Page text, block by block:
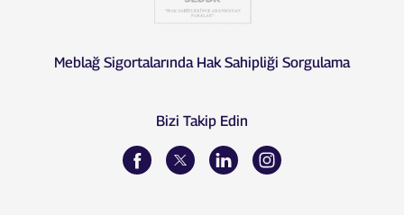
Meblağ Sigortalarında Hak Sahipliği Sorgulama
Bizi Takip Edin